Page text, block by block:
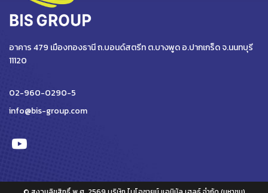
อาคาร 479 เมืองทองธานี ถ.บอนด์สตรีท ต.บางพูด อ.ปากเกร็ด จ.นนทบุรี
11120
02-960-0290-5
info@bis-group.com